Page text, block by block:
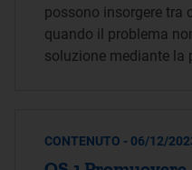
possono insorgere tra
quando il problema
soluzione mediante la
CONTENUTO - 06/12/